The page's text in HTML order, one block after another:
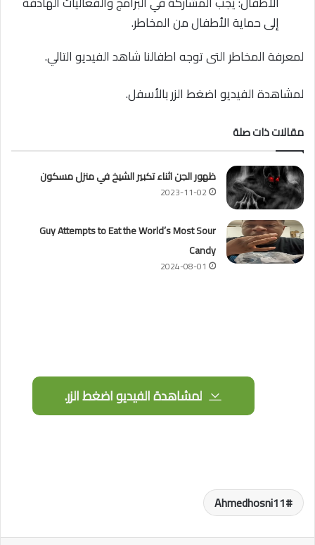
إلى حماية الأطفال من المخاطر.
لمعرفة المخاطر التى توجه اطفالنا شاهد الفيديو التالي.
لمشاهدة الفيديو اضغط الزر بالأسفل.
مقالات ذات صلة
ظهور الجن اثناء تكبير الشيخ في منزل مسكون
2023-11-02
Guy Attempts to Eat the World’s Most Sour
Candy
2024-08-01
لمشاهدة الفيديو اضغط الزر.
Ahmedhosni11